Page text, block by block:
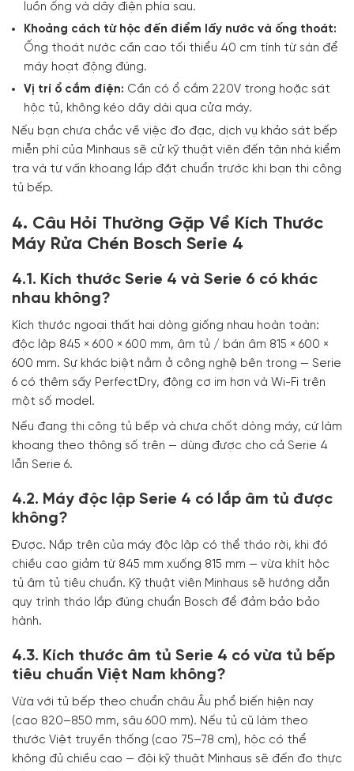
luồn ống và dây điện phía sau.
Khoảng cách từ hộc đến điểm lấy nước và ống thoát:
Ống thoát nước cần cao tối thiểu 40 cm tính từ sàn để
máy hoạt động đúng.
Vị trí ổ cắm điện: Cần có ổ cắm 220V trong hoặc sát
hộc tủ, không kéo dây dài qua cửa máy.
Nếu bạn chưa chắc về việc đo đạc, dịch vụ khảo sát bếp
miễn phí của Minhaus sẽ cử kỹ thuật viên đến tận nhà kiểm
tra và tư vấn khoang lắp đặt chuẩn trước khi bạn thi công
tủ bếp.
4. Câu Hỏi Thường Gặp Về Kích Thước
Máy Rửa Chén Bosch Serie 4
4.1. Kích thước Serie 4 và Serie 6 có khác
nhau không?
Kích thước ngoại thất hai dòng giống nhau hoàn toàn:
độc lập 845 × 600 × 600 mm, âm tủ / bán âm 815 × 600 ×
600 mm. Sự khác biệt nằm ở công nghệ bên trong — Serie
6 có thêm sấy PerfectDry, động cơ im hơn và Wi-Fi trên
một số model.
Nếu đang thi công tủ bếp và chưa chốt dòng máy, cứ làm
khoang theo thông số trên — dùng được cho cả Serie 4
lẫn Serie 6.
4.2. Máy độc lập Serie 4 có lắp âm tủ được
không?
Được. Nắp trên của máy độc lập có thể tháo rời, khi đó
chiều cao giảm từ 845 mm xuống 815 mm — vừa khít hộc
tủ âm tủ tiêu chuẩn. Kỹ thuật viên Minhaus sẽ hướng dẫn
quy trình tháo lắp đúng chuẩn Bosch để đảm bảo bảo
hành.
4.3. Kích thước âm tủ Serie 4 có vừa tủ bếp
tiêu chuẩn Việt Nam không?
Vừa với tủ bếp theo chuẩn châu Âu phổ biến hiện nay
(cao 820–850 mm, sâu 600 mm). Nếu tủ cũ làm theo
thước Việt truyền thống (cao 75–78 cm), hộc có thể
không đủ chiều cao — đội kỹ thuật Minhaus sẽ đến đo thực